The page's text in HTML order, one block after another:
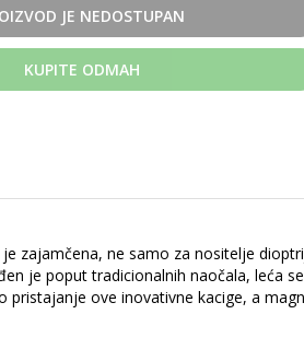
JE NEDOSTUPAN
KUPITE ODMAH
zajamčena, ne samo za nositelje
je poput tradicionalnih naočala, leća
ove inovativne kacige, a